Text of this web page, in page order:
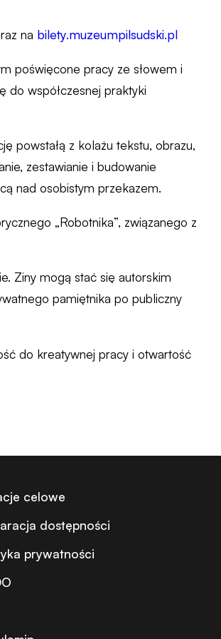
na bilety.muzeumpilsudski.pl
poświęcone pracy ze słowem i
do współczesnej praktyki
powstałą z kolażu tekstu, obrazu,
zestawianie i budowanie
nad osobistym przekazem.
„Robotnika”, związanego z
Ziny mogą stać się autorskim
pamiętnika po publiczny
do kreatywnej pracy i otwartość
celowe
dostępności
prywatności